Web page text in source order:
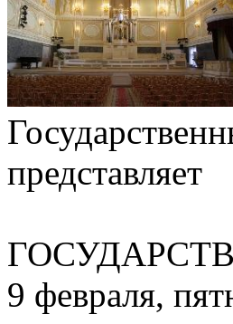
представляет
9 февраля,